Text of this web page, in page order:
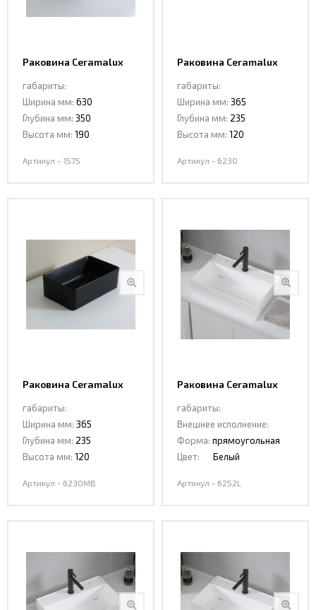
Раковина Ceramalux
габариты:
Ширина мм: 630
Глубина мм: 350
Высота мм: 190
Артикул - 1575
Раковина Ceramalux
габариты:
Ширина мм: 365
Глубина мм: 235
Высота мм: 120
Артикул - 6230
Раковина Ceramalux
габариты:
Ширина мм: 365
Глубина мм: 235
Высота мм: 120
Артикул - 6230МВ
Раковина Ceramalux
габариты:
Внешнее исполнение:
Форма: прямоугольная
Цвет:
Белый
Артикул - 6252L